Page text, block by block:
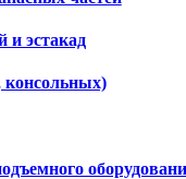
и эстакад
консольных)